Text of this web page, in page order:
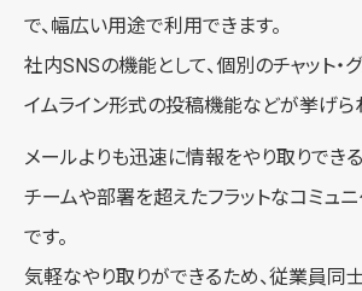
で、幅広い用途で利用できます。
社内SNSの機能として、個別のチャット・
イムライン形式の投稿機能などが挙げら
メールよりも迅速に情報をやり取りでき
チームや部署を超えたフラットなコミュ
です。
気軽なやり取りができるため、従業員同